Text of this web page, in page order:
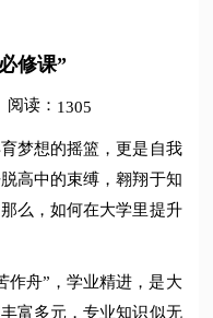
修课”
阅读： 1305
梦想的摇篮，更是自我
高中的束缚，翱翔于知
么，如何在大学里提升
作舟”，学业精进，是大
富多元，专业知识似无